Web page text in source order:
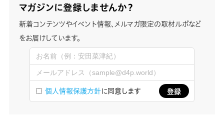
マガジンに登録しませんか？
新着コンテンツやイベント情報、メルマガ限定の取材ルポなど
をお届けしています。
個人情報保護方針に同意します